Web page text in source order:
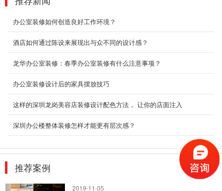
办公室装修如何创造良好工作环境？
酒店如何通过陈设来展现出与众不同的设计感？
龙华办公室装修：春季办公室装修有什么注意事项？
办公室装修设计后的家具摆放技巧
这样的深圳龙岗美容店装修设计配色方法， 让你的店面注入
深圳办公楼整体装修怎样才能更有层次感？
更多
推荐案例
店铺门面装修风格介绍 1、古典风格，在装修刚
兴起的年代,装修大多追求的是较为豪华经典的
2018-08-29
坪山工厂办公厂房装修
大面积黄色的应用，更是增进了人们之间的亲
近。公司的人性化无不是给了员工们一种家的的
感觉。这个...
2018-07-30
臻迈实业 文艺轻奢风格
整合生活与工作，适用性强，重视客户的享用，
2019-11-05